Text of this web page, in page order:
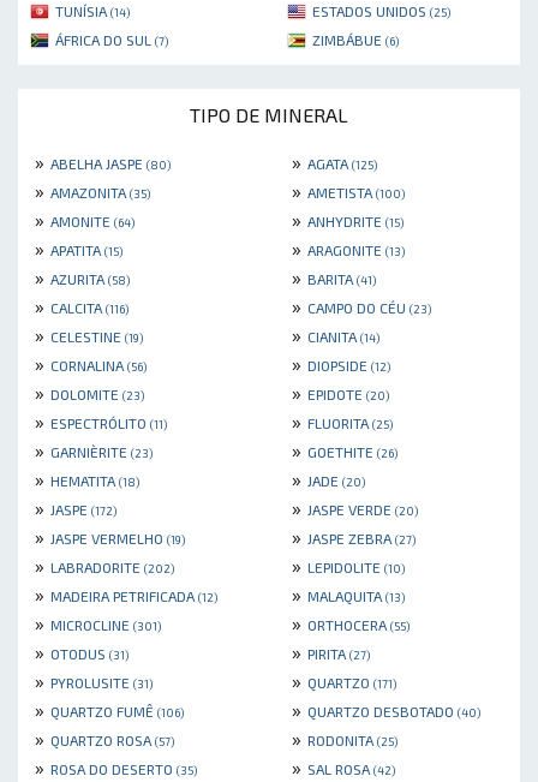
TUNÍSIA (14) ESTADOS UNIDOS (25)
ÁFRICA DO SUL (7) ZIMBÁBUE (6)
TIPO DE MINERAL
» ABELHA JASPE (80) » AGATA (125)
» AMAZONITA (35) » AMETISTA (100)
» AMONITE (64) » ANHYDRITE (15)
» APATITA (15) » ARAGONITE (13)
» AZURITA (58) » BARITA (41)
» CALCITA (116) » CAMPO DO CÉU (23)
» CELESTINE (19) » CIANITA (14)
» CORNALINA (56) » DIOPSIDE (12)
» DOLOMITE (23) » EPIDOTE (20)
» ESPECTRÓLITO (11) » FLUORITA (25)
» GARNIÈRITE (23) » GOETHITE (26)
» HEMATITA (18) » JADE (20)
» JASPE (172) » JASPE VERDE (20)
» JASPE VERMELHO (19) » JASPE ZEBRA (27)
» LABRADORITE (202) » LEPIDOLITE (10)
» MADEIRA PETRIFICADA (12) » MALAQUITA (13)
» MICROCLINE (301) » ORTHOCERA (55)
» OTODUS (31) » PIRITA (27)
» PYROLUSITE (31) » QUARTZO (171)
» QUARTZO FUMÊ (106) » QUARTZO DESBOTADO (40)
» QUARTZO ROSA (57) » RODONITA (25)
» ROSA DO DESERTO (35) » SAL ROSA (42)